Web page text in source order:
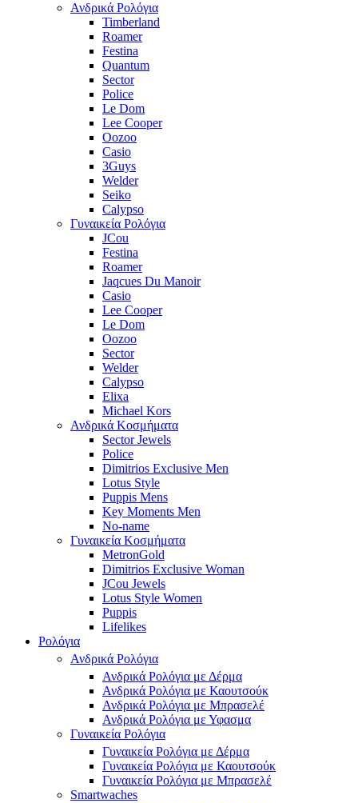
Ανδρικά Ρολόγια
Timberland
Roamer
Festina
Quantum
Sector
Police
Le Dom
Lee Cooper
Oozoo
Casio
3Guys
Welder
Seiko
Calypso
Γυναικεία Ρολόγια
JCou
Festina
Roamer
Jaqcues Du Manoir
Casio
Lee Cooper
Le Dom
Oozoo
Sector
Welder
Calypso
Elixa
Michael Kors
Ανδρικά Κοσμήματα
Sector Jewels
Police
Dimitrios Exclusive Men
Lotus Style
Puppis Mens
Key Moments Men
No-name
Γυναικεία Κοσμήματα
MetronGold
Dimitrios Exclusive Woman
JCou Jewels
Lotus Style Women
Puppis
Lifelikes
Ρολόγια
Ανδρικά Ρολόγια
Ανδρικά Ρολόγια με Δέρμα
Ανδρικά Ρολόγια με Καουτσούκ
Ανδρικά Ρολόγια με Μπρασελέ
Ανδρικά Ρολόγια με Υφασμα
Γυναικεία Ρολόγια
Γυναικεία Ρολόγια με Δέρμα
Γυναικεία Ρολόγια με Καουτσούκ
Γυναικεία Ρολόγια με Μπρασελέ
Smartwaches